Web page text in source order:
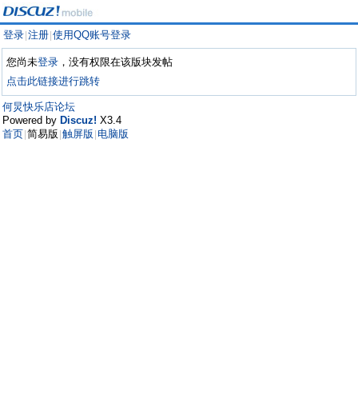
登录 注册 使用QQ账号登录
您尚未登录 ，没有权限在该版块发帖
点击此链接进行跳转
何炅快乐店论坛
Powered by Discuz! X3.4
首页 简易版 触屏版 电脑版